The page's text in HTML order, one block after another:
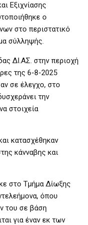
Εξιχνίασης
ο
στο περιστατικό
σύλληψής.
ΔΙ.ΑΣ. στην περιοχή
της 6-8-2025
σε έλεγχο, στο
την
στοιχεία
κατασχέθηκαν
κάνναβης και
στο Τμήμα Δίωξης
όπου
του σε βάση
για έναν εκ των